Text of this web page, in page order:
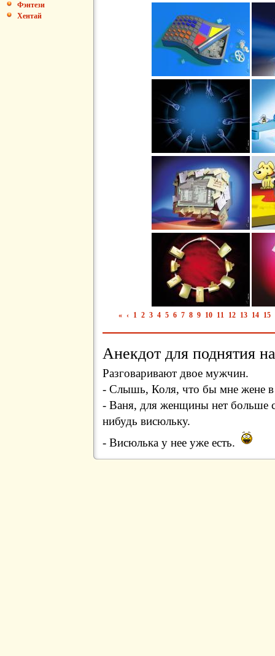
Фэнтези
Хентай
« ‹ 1 2 3 4 5 6 7 8 9 10 11 12 13 14 15
Анекдот для поднятия
Разговаривают двое мужчин.
- Слышь, Коля, что бы мне жене в
- Ваня, для женщины нет больше
нибудь висюльку.
- Висюлька у нее уже есть.